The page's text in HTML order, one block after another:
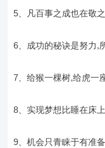
5、凡百事之成也在敬
6、成功的秘诀是努力,
7、给猴一棵树,给虎
8、实现梦想比睡在床
9、机会只青睐于有准备